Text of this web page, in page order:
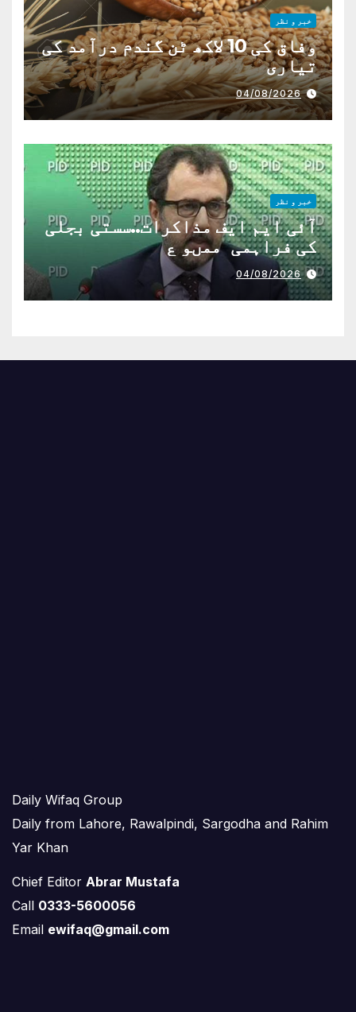
خبر و نظر
وفاق کی 10 لاکھ ٹن گندم درآمد کی
تیاری
04/08/2026
خبر و نظر
آئی ایم ایف مذاکرات..سستی بجلی
کی فراہمی ممںو ع
04/08/2026
Daily Wifaq Group
Daily from Lahore, Rawalpindi, Sargodha and Rahim
Yar Khan
Chief Editor Abrar Mustafa
Call 0333-5600056
Email ewifaq@gmail.com